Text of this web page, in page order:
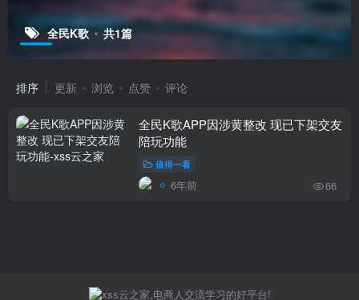
全民K歌 共1篇
排序 更新 浏览 点赞 评论
全民K歌APP因涉黄整改 现已下架交友
陪玩功能
值得一看
6年前 66